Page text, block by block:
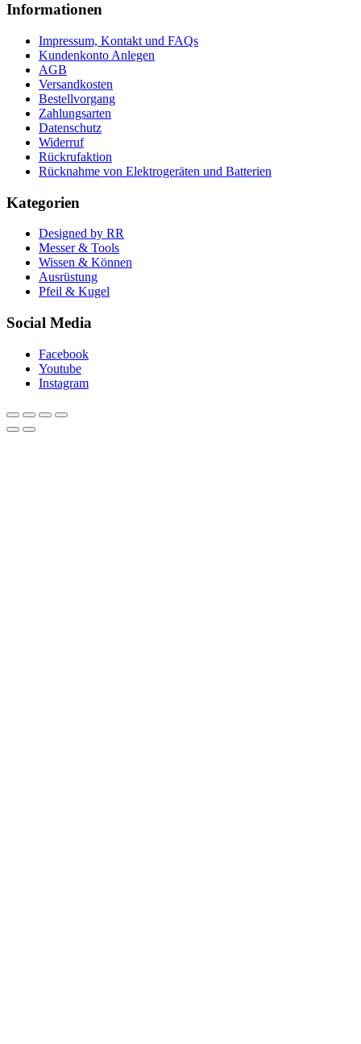
Informationen
Impressum, Kontakt und FAQs
Kundenkonto Anlegen
AGB
Versandkosten
Bestellvorgang
Zahlungsarten
Datenschutz
Widerruf
Rückrufaktion
Rücknahme von Elektrogeräten und Batterien
Kategorien
Designed by RR
Messer & Tools
Wissen & Können
Ausrüstung
Pfeil & Kugel
Social Media
Facebook
Youtube
Instagram